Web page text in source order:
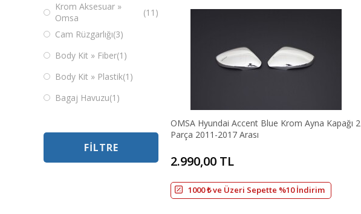
Krom Aksesuar »
Omsa
(11)
Cam Rüzgarlığı(3)
Body Kit » Fiber(1)
Body Kit » Plastik(1)
Bagaj Havuzu(1)
FILTRE
OMSA Hyundai Accent Blue Krom Ayna Kapağı 2
Parça 2011-2017 Arası
2.990,00 TL
1000 ₺ ve Üzeri Sepette %10 İndirim